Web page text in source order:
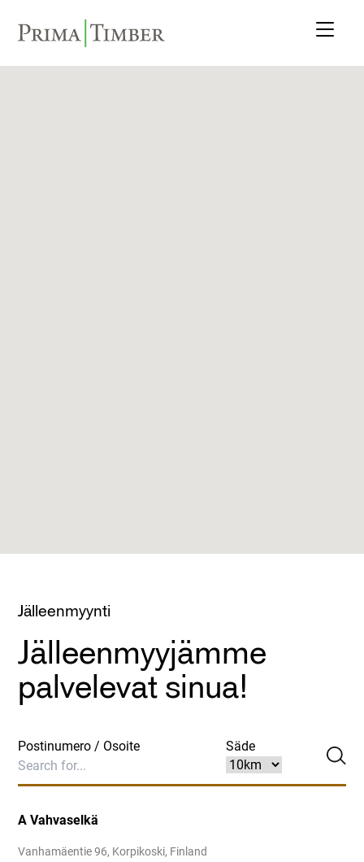
Jälleenmyynti
Jälleenmyy­jämme
palvelevat sinua!
Postinumero / Osoite Säde
A Vahvaselkä
Vanhamäentie 96, Korpikoski, Finland